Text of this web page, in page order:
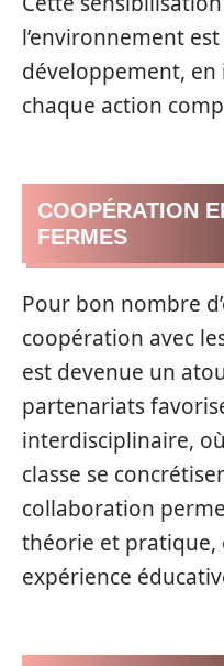
l’environnement
développement, en
chaque action
COOPÉRATION
FERMES
Pour bon nombre
coopération avec
est devenue un
partenariats
interdisciplinaire,
classe se
collaboration
théorie et pratique,
expérience